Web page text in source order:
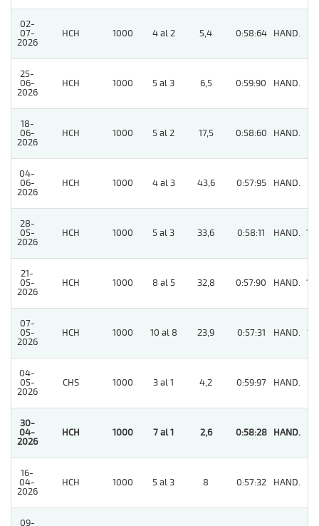
02-
07-
2026
HCH 1000 4 al 2 5,4 0:58:64 HAND.
25-
06-
2026
HCH 1000 5 al 3 6,5 0:59:90 HAND.
18-
06-
2026
HCH 1000 5 al 2 17,5 0:58:60 HAND.
04-
06-
2026
HCH 1000 4 al 3 43,6 0:57:95 HAND.
28-
05-
2026
HCH 1000 5 al 3 33,6 0:58:11 HAND. 14
21-
05-
2026
HCH 1000 8 al 5 32,8 0:57:90 HAND. 10
07-
05-
2026
HCH 1000 10 al 8 23,9 0:57:31 HAND. 13
04-
05-
2026
CHS 1000 3 al 1 4,2 0:59:97 HAND.
30-
04-
2026
HCH 1000 7 al 1 2,6 0:58:28 HAND.
16-
04-
2026
HCH 1000 5 al 3 8 0:57:32 HAND.
09-